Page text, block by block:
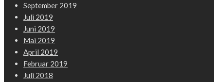
September 2019
Juli 2019
Juni 2019
Mai 2019
April 2019
Februar 2019
Juli 2018